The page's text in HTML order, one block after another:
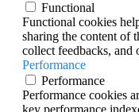
Functional
Functional cookies
sharing the content of
collect feedbacks, and
Performance
Performance
Performance cookies